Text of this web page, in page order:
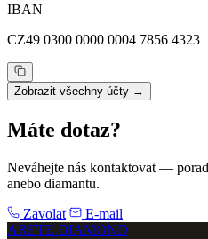
IBAN
CZ49 0300 0000 0004 7856 4323
Zobrazit všechny účty →
Máte dotaz?
Neváhejte nás kontaktovat —
anebo diamantu.
Zavolat
E-mail
ARETE DIAMOND